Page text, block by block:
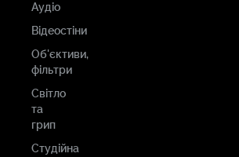
Аудіо
Відеостіни
Об'єктиви,
фільтри
Світло
та
грип
Студійна